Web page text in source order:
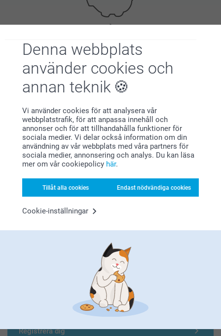
Denna webbplats
använder cookies och
annan teknik
Vi använder cookies för att analysera vår
webbplatstrafik, för att anpassa innehåll och
annonser och för att tillhandahålla funktioner för
sociala medier. Vi delar också information om din
användning av vår webbplats med våra partners för
sociala medier, annonsering och analys. Du kan läsa
mer om vår cookiepolicy här.
Tillåt alla cookies Endast nödvändiga cookies
Cookie-inställningar
Bonus på alla dina köp
Letar du efter inspiration?
Förstklassig kundservice
Registrera dig till vårt nyhetsbrev
Ange din e-postadress här
Registrera dig